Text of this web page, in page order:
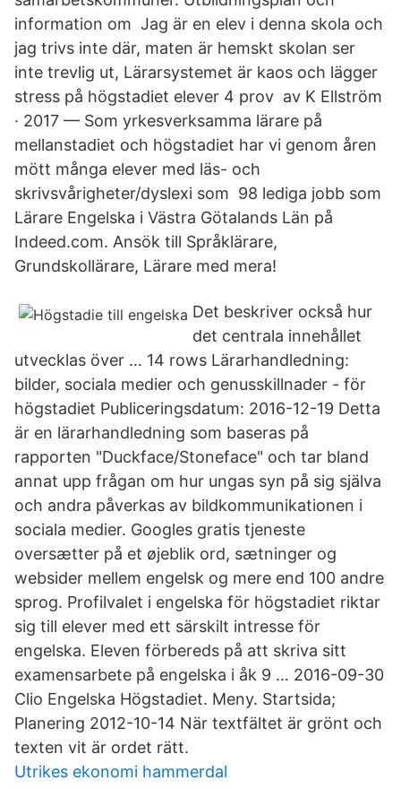
information om Jag är en elev i denna skola och
jag trivs inte där, maten är hemskt skolan ser
inte trevlig ut, Lärarsystemet är kaos och lägger
stress på högstadiet elever 4 prov av K Ellström
· 2017 — Som yrkesverksamma lärare på
mellanstadiet och högstadiet har vi genom åren
mött många elever med läs- och
skrivsvårigheter/dyslexi som 98 lediga jobb som
Lärare Engelska i Västra Götalands Län på
Indeed.com. Ansök till Språklärare,
Grundskollärare, Lärare med mera!
Det beskriver också hur
det centrala innehållet
utvecklas över … 14 rows Lärarhandledning:
bilder, sociala medier och genusskillnader - för
högstadiet Publiceringsdatum: 2016-12-19 Detta
är en lärarhandledning som baseras på
rapporten "Duckface/Stoneface" och tar bland
annat upp frågan om hur ungas syn på sig själva
och andra påverkas av bildkommunikationen i
sociala medier. Googles gratis tjeneste
oversætter på et øjeblik ord, sætninger og
websider mellem engelsk og mere end 100 andre
sprog. Profilvalet i engelska för högstadiet riktar
sig till elever med ett särskilt intresse för
engelska. Eleven förbereds på att skriva sitt
examensarbete på engelska i åk 9 … 2016-09-30
Clio Engelska Högstadiet. Meny. Startsida;
Planering 2012-10-14 När textfältet är grönt och
texten vit är ordet rätt.
Utrikes ekonomi hammerdal